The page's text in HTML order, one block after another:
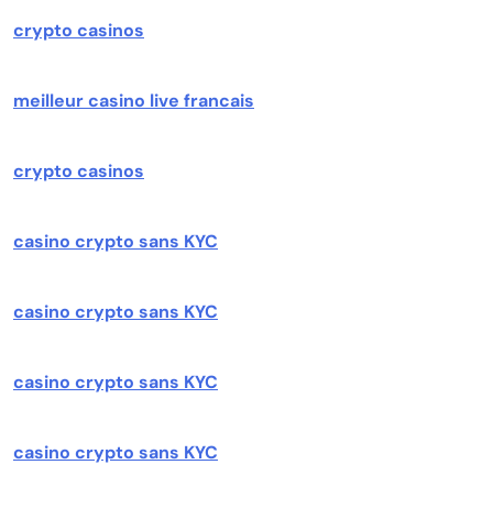
crypto casinos
meilleur casino live francais
crypto casinos
casino crypto sans KYC
casino crypto sans KYC
casino crypto sans KYC
casino crypto sans KYC